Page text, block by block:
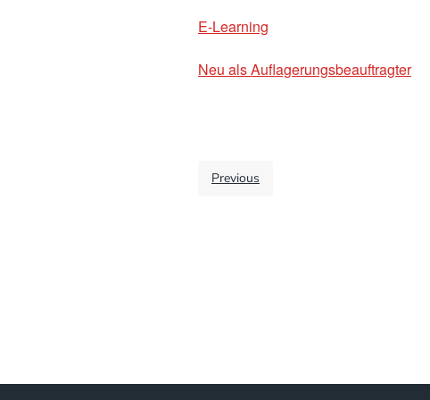
E-Learning
Neu als Auflagerungsbeauftragter
Previous